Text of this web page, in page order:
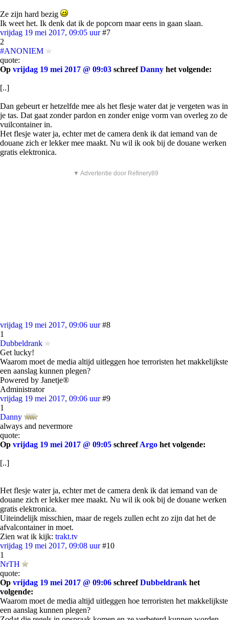
Ze zijn hard bezig
Ik weet het. Ik denk dat ik de popcorn maar eens in gaan slaan.
vrijdag 19 mei 2017, 09:05 uur #7
2
#ANONIEM
quote:
Op vrijdag 19 mei 2017 @ 09:03 schreefDanny het volgende:
[..]
Dan gebeurt er hetzelfde mee als het flesje water dat je vergeten was in
je tas. Dat gaat zonder pardon en zonder enige vorm van overleg zo de
vuilcontainer in.
Het flesje water ja, echter met de camera denk ik dat iemand van de
douane zich er lekker mee maakt. Nu wil ik ook bij de douane werken
gratis elektronica.
▼ Advertentie door Refinery89
vrijdag 19 mei 2017, 09:06 uur #8
1
Dubbeldrank
Get lucky!
Waarom moet de media altijd uitleggen hoe terroristen het makkelijkste
een aanslag kunnen plegen?
Powered by Janetje®
Administrator
vrijdag 19 mei 2017, 09:06 uur #9
1
Danny
always and nevermore
quote:
Op vrijdag 19 mei 2017 @ 09:05 schreefArgo het volgende:
[..]
Het flesje water ja, echter met de camera denk ik dat iemand van de
douane zich er lekker mee maakt. Nu wil ik ook bij de douane werken
gratis elektronica.
Uiteindelijk misschien, maar de regels zullen echt zo zijn dat het de
afvalcontainer in moet.
Zien wat ik kijk: trakt.tv
vrijdag 19 mei 2017, 09:08 uur #10
1
NrTH
quote:
Op vrijdag 19 mei 2017 @ 09:06 schreefDubbeldrank het
volgende:
Waarom moet de media altijd uitleggen hoe terroristen het makkelijkste
een aanslag kunnen plegen?